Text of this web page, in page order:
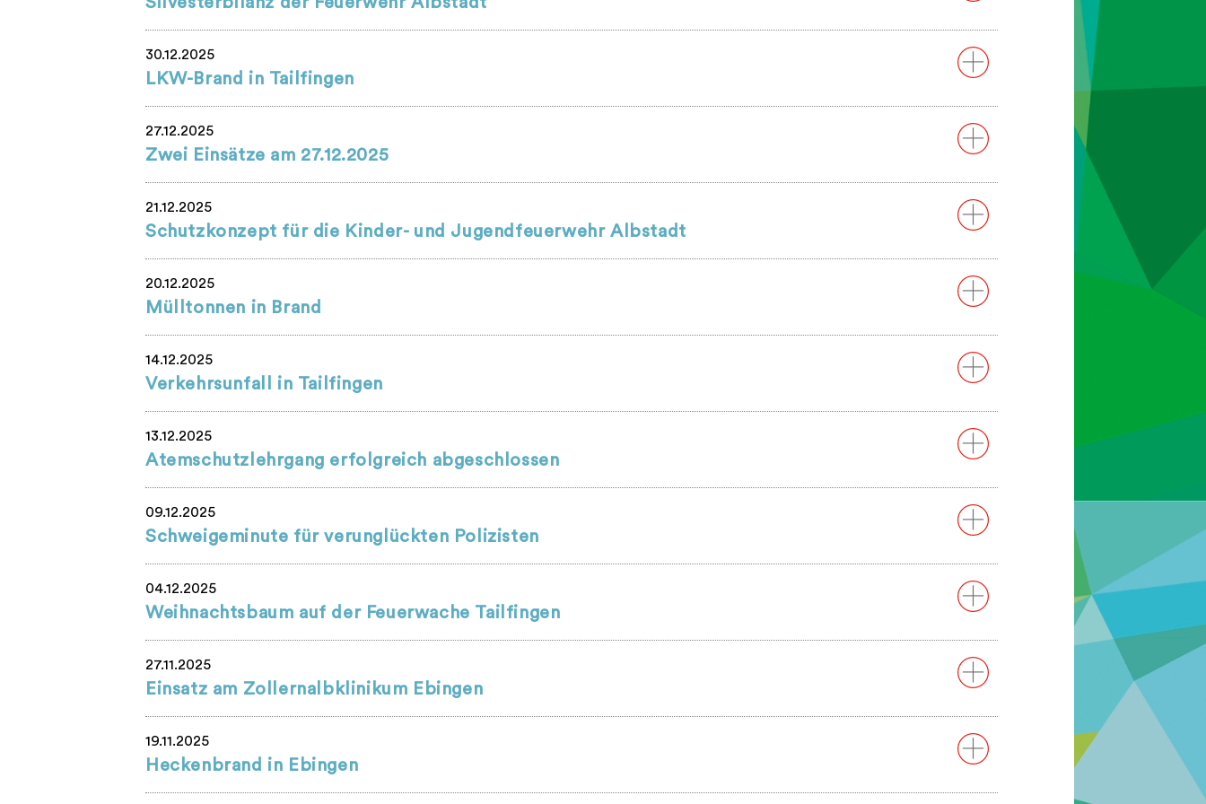
30.12.2025
LKW-Brand in Tailfingen
27.12.2025
Zwei Einsätze am 27.12.2025
21.12.2025
Schutzkonzept für die Kinder- und Jugendfeuerwehr Albstadt
20.12.2025
Mülltonnen in Brand
14.12.2025
Verkehrsunfall in Tailfingen
13.12.2025
Atemschutzlehrgang erfolgreich abgeschlossen
09.12.2025
Schweigeminute für verunglückten Polizisten
04.12.2025
Weihnachtsbaum auf der Feuerwache Tailfingen
27.11.2025
Einsatz am Zollernalbklinikum Ebingen
19.11.2025
Heckenbrand in Ebingen